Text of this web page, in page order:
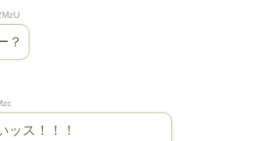
？
ッス！！！